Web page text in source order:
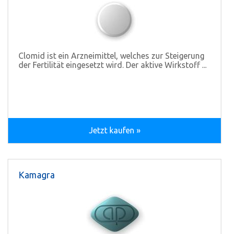
Clomid ist ein Arzneimittel, welches zur Steigerung
der Fertilität eingesetzt wird. Der aktive Wirkstoff ...
Jetzt kaufen »
Kamagra